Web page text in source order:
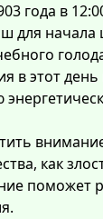
года в
для начала
в этот
как
поможет